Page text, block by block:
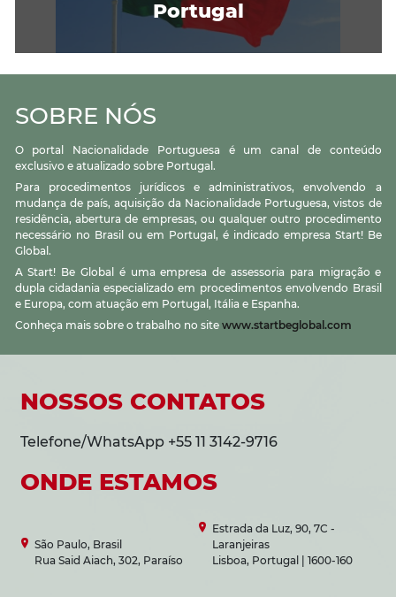
Portugal
SOBRE NÓS
O portal Nacionalidade Portuguesa é um canal de conteúdo
exclusivo e atualizado sobre Portugal.
Para procedimentos jurídicos e administrativos, envolvendo a
mudança de país, aquisição da Nacionalidade Portuguesa, vistos de
residência, abertura de empresas, ou qualquer outro procedimento
necessário no Brasil ou em Portugal, é indicado empresa Start! Be
Global.
A Start! Be Global é uma empresa de assessoria para migração e
dupla cidadania especializado em procedimentos envolvendo Brasil
e Europa, com atuação em Portugal, Itália e Espanha.
Conheça mais sobre o trabalho no site www.startbeglobal.com
NOSSOS CONTATOS
Telefone/WhatsApp +55 11 3142-9716
ONDE ESTAMOS
São Paulo, Brasil
Rua Said Aiach, 302, Paraíso
Estrada da Luz, 90, 7C -
Laranjeiras
Lisboa, Portugal | 1600-160